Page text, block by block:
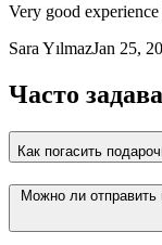
Very good
Sara YılmazJan 25,
Часто
Как погасить
Можно ли отправить